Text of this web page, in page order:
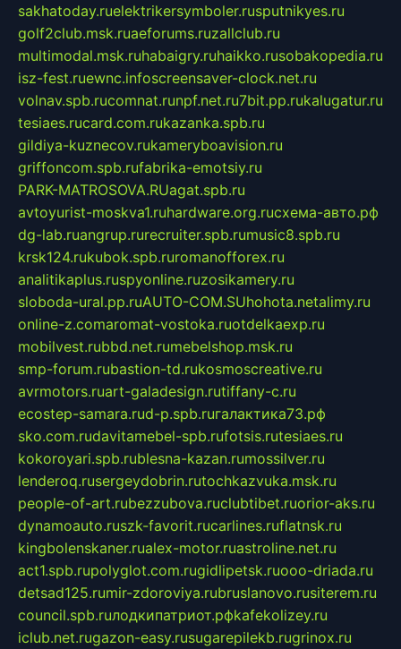
sakhatoday.ruelektrikersymboler.rusputnikyes.ru
golf2club.msk.ruaeforums.ruzallclub.ru
multimodal.msk.ruhabaigry.ruhaikko.rusobakopedia.ru
isz-fest.ruewnc.infoscreensaver-clock.net.ru
volnav.spb.rucomnat.runpf.net.ru7bit.pp.rukalugatur.ru
tesiaes.rucard.com.rukazanka.spb.ru
gildiya-kuznecov.rukameryboavision.ru
griffoncom.spb.rufabrika-emotsiy.ru
PARK-MATROSOVA.RUagat.spb.ru
avtoyurist-moskva1.ruhardware.org.ruсхема-авто.рф
dg-lab.ruangrup.rurecruiter.spb.rumusic8.spb.ru
krsk124.rukubok.spb.ruromanofforex.ru
analitikaplus.ruspyonline.ruzosikamery.ru
sloboda-ural.pp.ruAUTO-COM.SUhohota.netalimy.ru
online-z.comaromat-vostoka.ruotdelkaexp.ru
mobilvest.rubbd.net.rumebelshop.msk.ru
smp-forum.rubastion-td.rukosmoscreative.ru
avrmotors.ruart-galadesign.rutiffany-c.ru
ecostep-samara.rud-p.spb.ruгалактика73.рф
sko.com.rudavitamebel-spb.rufotsis.rutesiaes.ru
kokoroyari.spb.rublesna-kazan.rumossilver.ru
lenderoq.rusergeydobrin.rutochkazvuka.msk.ru
people-of-art.rubezzubova.ruclubtibet.ruorior-aks.ru
dynamoauto.ruszk-favorit.rucarlines.ruflatnsk.ru
kingbolenskaner.rualex-motor.ruastroline.net.ru
act1.spb.rupolyglot.com.rugidlipetsk.ruooo-driada.ru
detsad125.rumir-zdoroviya.rubruslanovo.rusiterem.ru
council.spb.ruлодкипатриот.рфkafekolizey.ru
iclub.net.rugazon-easy.rusugarepilekb.rugrinox.ru